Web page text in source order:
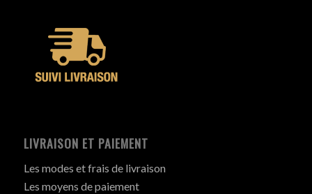
LIVRAISON ET PAIEMENT
Les modes et frais de livraison
Les moyens de paiement